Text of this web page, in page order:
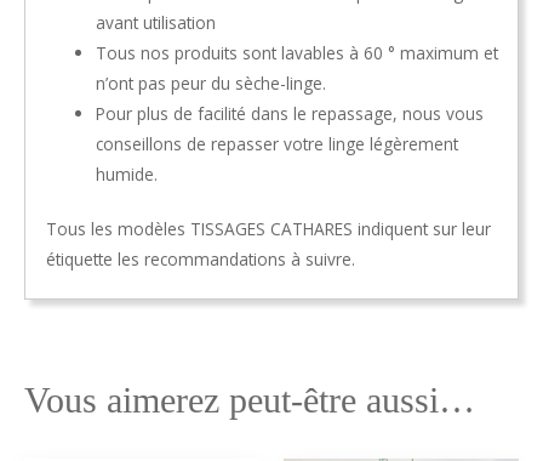
avant utilisation
Tous nos produits sont lavables à 60 ° maximum et
n’ont pas peur du sèche-linge.
Pour plus de facilité dans le repassage, nous vous
conseillons de repasser votre linge légèrement
humide.
Tous les modèles TISSAGES CATHARES indiquent sur leur
étiquette les recommandations à suivre.
Vous aimerez peut-être aussi…